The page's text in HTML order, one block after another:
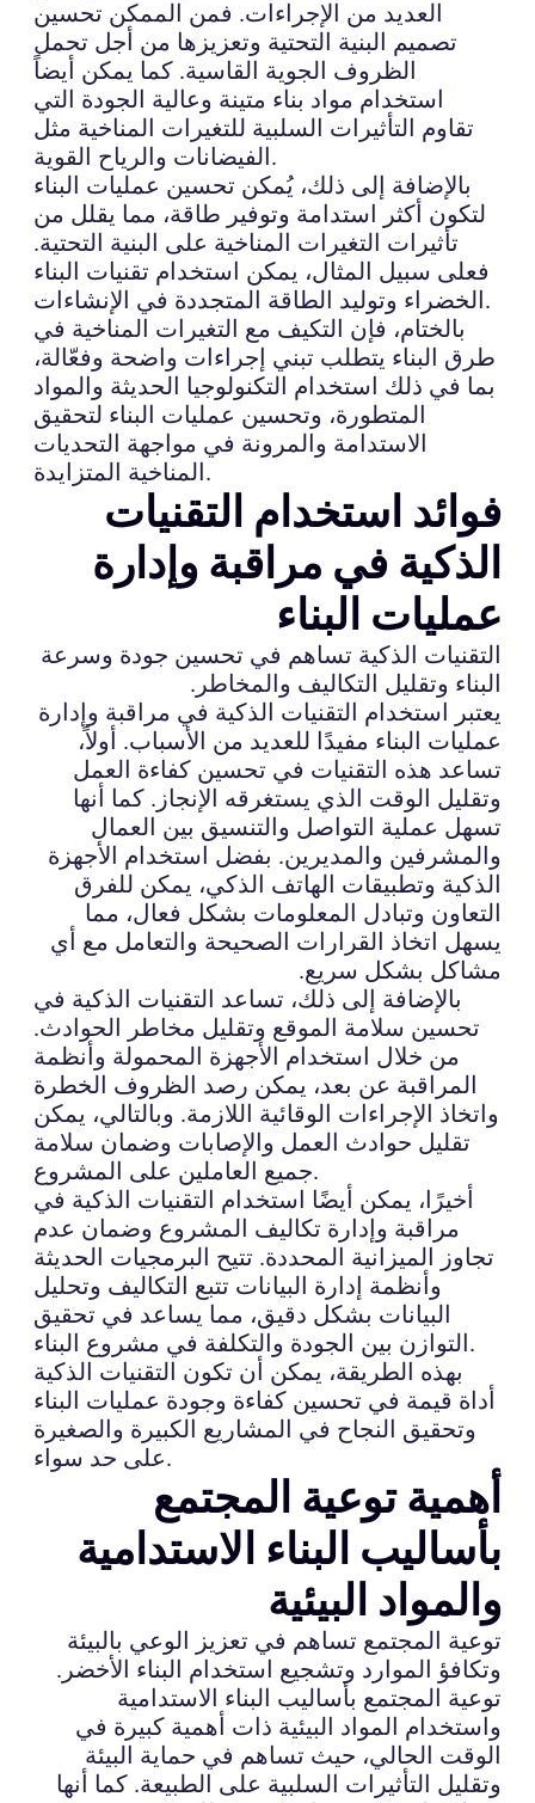
العديد من الإجراءات. فمن الممكن تحسين
تصميم البنية التحتية وتعزيزها من أجل تحمل
الظروف الجوية القاسية. كما يمكن أيضاً
استخدام مواد بناء متينة وعالية الجودة التي
تقاوم التأثيرات السلبية للتغيرات المناخية مثل
الفيضانات والرياح القوية.
بالإضافة إلى ذلك، يُمكن تحسين عمليات البناء
لتكون أكثر استدامة وتوفير طاقة، مما يقلل من
تأثيرات التغيرات المناخية على البنية التحتية.
فعلى سبيل المثال، يمكن استخدام تقنيات البناء
الخضراء وتوليد الطاقة المتجددة في الإنشاءات.
بالختام، فإن التكيف مع التغيرات المناخية في
طرق البناء يتطلب تبني إجراءات واضحة وفعّالة،
بما في ذلك استخدام التكنولوجيا الحديثة والمواد
المتطورة، وتحسين عمليات البناء لتحقيق
الاستدامة والمرونة في مواجهة التحديات
المناخية المتزايدة.
فوائد استخدام التقنيات
الذكية في مراقبة وإدارة
عمليات البناء
التقنيات الذكية تساهم في تحسين جودة وسرعة
البناء وتقليل التكاليف والمخاطر.
يعتبر استخدام التقنيات الذكية في مراقبة وإدارة
عمليات البناء مفيدًا للعديد من الأسباب. أولاً،
تساعد هذه التقنيات في تحسين كفاءة العمل
وتقليل الوقت الذي يستغرقه الإنجاز. كما أنها
تسهل عملية التواصل والتنسيق بين العمال
والمشرفين والمديرين. بفضل استخدام الأجهزة
الذكية وتطبيقات الهاتف الذكي، يمكن للفرق
التعاون وتبادل المعلومات بشكل فعال، مما
يسهل اتخاذ القرارات الصحيحة والتعامل مع أي
مشاكل بشكل سريع.
بالإضافة إلى ذلك، تساعد التقنيات الذكية في
تحسين سلامة الموقع وتقليل مخاطر الحوادث.
من خلال استخدام الأجهزة المحمولة وأنظمة
المراقبة عن بعد، يمكن رصد الظروف الخطرة
واتخاذ الإجراءات الوقائية اللازمة. وبالتالي، يمكن
تقليل حوادث العمل والإصابات وضمان سلامة
جميع العاملين على المشروع.
أخيرًا، يمكن أيضًا استخدام التقنيات الذكية في
مراقبة وإدارة تكاليف المشروع وضمان عدم
تجاوز الميزانية المحددة. تتيح البرمجيات الحديثة
وأنظمة إدارة البيانات تتبع التكاليف وتحليل
البيانات بشكل دقيق، مما يساعد في تحقيق
التوازن بين الجودة والتكلفة في مشروع البناء.
بهذه الطريقة، يمكن أن تكون التقنيات الذكية
أداة قيمة في تحسين كفاءة وجودة عمليات البناء
وتحقيق النجاح في المشاريع الكبيرة والصغيرة
على حد سواء.
أهمية توعية المجتمع
بأساليب البناء الاستدامية
والمواد البيئية
توعية المجتمع تساهم في تعزيز الوعي بالبيئة
وتكافؤ الموارد وتشجيع استخدام البناء الأخضر.
توعية المجتمع بأساليب البناء الاستدامية
واستخدام المواد البيئية ذات أهمية كبيرة في
الوقت الحالي، حيث تساهم في حماية البيئة
وتقليل التأثيرات السلبية على الطبيعة. كما أنها